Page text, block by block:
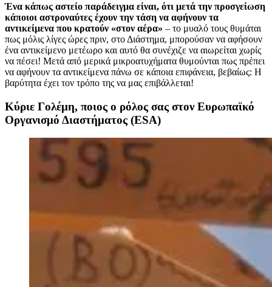
Ένα κάπως αστείο παράδειγμα είναι, ότι μετά την προσγείωση
κάποιοι αστροναύτες έχουν την τάση να αφήνουν τα
αντικείμενα που κρατούν «στον αέρα» – το μυαλό τους θυμάται
πως μόλις λίγες ώρες πριν, στο Διάστημα, μπορούσαν να αφήσουν
ένα αντικείμενο μετέωρο και αυτό θα συνέχιζε να αιωρείται χωρίς
να πέσει! Μετά από μερικά μικροατυχήματα θυμούνται πως πρέπει
να αφήνουν τα αντικείμενα πάνω σε κάποια επιφάνεια, βεβαίως: Η
βαρύτητα έχει τον τρόπο της να μας επιβάλλεται!
Κύριε Γολέμη, ποιος ο ρόλος σας στον Ευρωπαϊκό
Οργανισμό Διαστήματος (ESA)